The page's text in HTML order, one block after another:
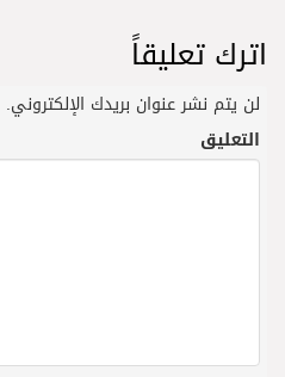
اترك تعليقاً
لن يتم نشر عنوان بريدك الإلكتروني.
التعليق